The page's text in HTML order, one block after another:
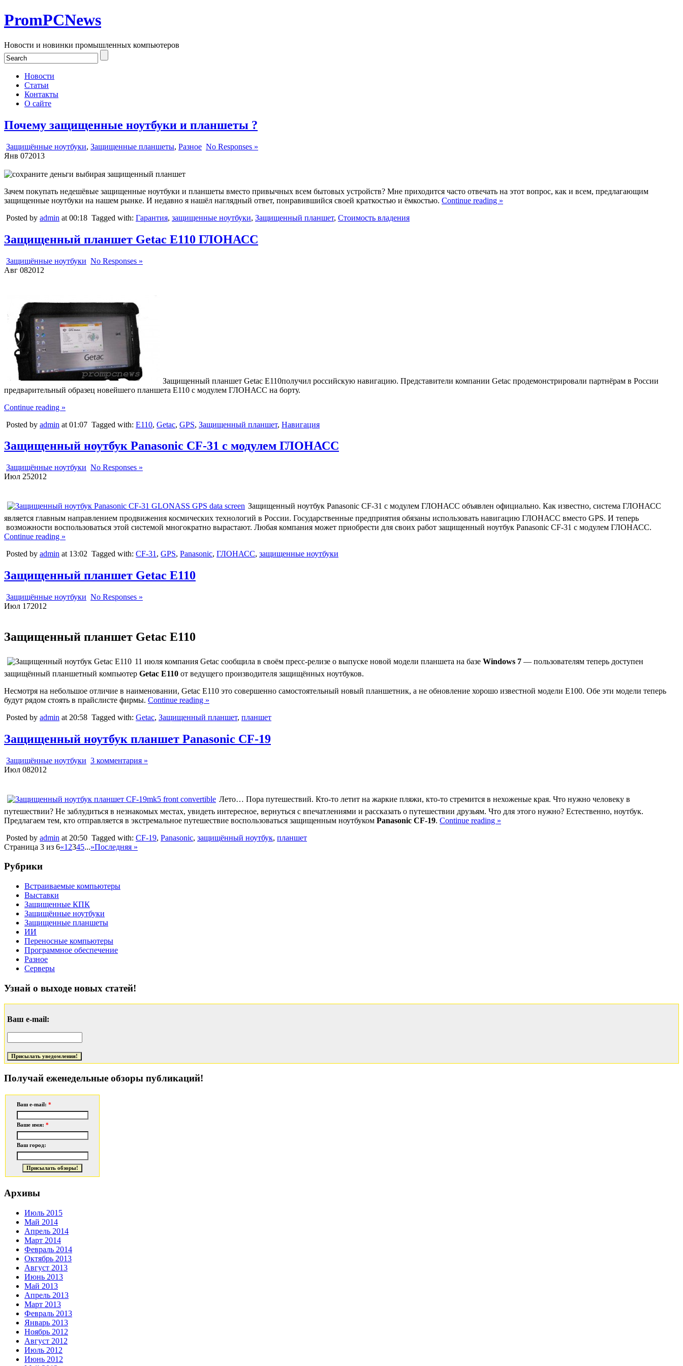
PromPCNews
Новости и новинки промышленных компьютеров
Новости
Статьи
Контакты
О сайте
Почему защищенные ноутбуки и планшеты ?
Защищённые ноутбуки, Защищенные планшеты, Разное No Responses »
Янв 072013
Зачем покупать недешёвые защищенные ноутбуки и планшеты вместо привычных всем бытовых устройств? Мне приходится часто отвечать на этот вопрос, как и всем, предлагающим
защищенные ноутбуки на нашем рынке. И недавно я нашёл наглядный ответ, понравившийся своей краткостью и ёмкостью. Continue reading »
Posted by admin at 00:18 Tagged with: Гарантия, защищенные ноутбуки, Защищенный планшет, Стоимость владения
Защищенный планшет Getac E110 ГЛОНАСС
Защищённые ноутбуки No Responses »
Авг 082012
Защищенный планшет Getac E110получил российскую навигацию. Представители компании Getac продемонстрировали партнёрам в России
предварительный образец новейшего планшета E110 с модулем ГЛОНАСС на борту.
Continue reading »
Posted by admin at 01:07 Tagged with: E110, Getac, GPS, Защищенный планшет, Навигация
Защищенный ноутбук Panasonic СF-31 с модулем ГЛОНАСС
Защищённые ноутбуки No Responses »
Июл 252012
Защищенный ноутбук Panasonic СF-31 с модулем ГЛОНАСС объявлен официально. Как известно, система ГЛОНАСС
является главным направлением продвижения космических технологий в России. Государственные предприятия обязаны использовать навигацию ГЛОНАСС вместо GPS. И теперь
возможности воспользоваться этой системой многократно вырастают. Любая компания может приобрести для своих работ защищенный ноутбук Panasonic СF-31 с модулем ГЛОНАСС.
Continue reading »
Posted by admin at 13:02 Tagged with: CF-31 , GPS, Panasonic, ГЛОНАСС, защищенные ноутбуки
Защищенный планшет Getac E110
Защищённые ноутбуки No Responses »
Июл 172012
Защищенный планшет Getac E110
11 июля компания Getac сообщила в своём пресс-релизе о выпуске новой модели планшета на базе Windows 7 — пользователям теперь доступен
защищённый планшетный компьютер Getac E110 от ведущего производителя защищённых ноутбуков.
Несмотря на небольшое отличие в наименовании, Getac E110 это совершенно самостоятельный новый планшетник, а не обновление хорошо известной модели E100. Обе эти модели теперь
будут рядом стоять в прайслисте фирмы. Continue reading »
Posted by admin at 20:58 Tagged with: Getac, Защищенный планшет, планшет
Защищенный ноутбук планшет Panasonic CF-19
Защищённые ноутбуки 3 комментария »
Июл 082012
Лето… Пора путешествий. Кто-то летит на жаркие пляжи, кто-то стремится в нехоженые края. Что нужно человеку в
путешествии? Не заблудиться в незнакомых местах, увидеть интересное, вернуться с впечатлениями и рассказать о путешествии друзьям. Что для этого нужно? Естественно, ноутбук.
Предлагаем тем, кто отправляется в экстремальное путешествие воспользоваться защищенным ноутбуком Panasonic CF-19. Continue reading »
Posted by admin at 20:50 Tagged with: CF-19, Panasonic, защищённый ноутбук, планшет
Страница 3 из 6«1 2345...»Последняя »
Рубрики
Встраиваемые компьютеры
Выставки
Защищенные КПК
Защищённые ноутбуки
Защищенные планшеты
ИИ
Переносные компьютеры
Программное обеспечение
Разное
Серверы
Узнай о выходе новых статей!
Ваш e-mail:
Получай еженедельные обзоры публикаций!
Ваш e-mail: *
Ваше имя: *
Ваш город:
Архивы
Июль 2015
Май 2014
Апрель 2014
Март 2014
Февраль 2014
Октябрь 2013
Август 2013
Июнь 2013
Май 2013
Апрель 2013
Март 2013
Февраль 2013
Январь 2013
Ноябрь 2012
Август 2012
Июль 2012
Июнь 2012